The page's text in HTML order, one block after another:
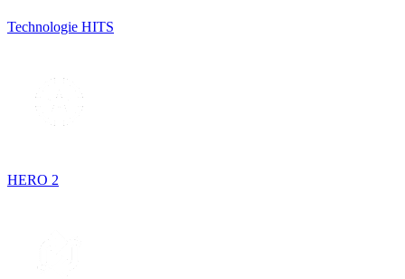
Technologie HITS
HERO 2